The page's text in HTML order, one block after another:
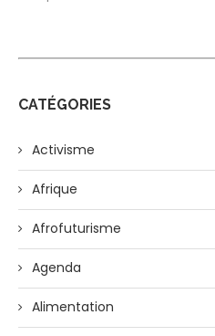
CATÉGORIES
Activisme
Afrique
Afrofuturisme
Agenda
Alimentation